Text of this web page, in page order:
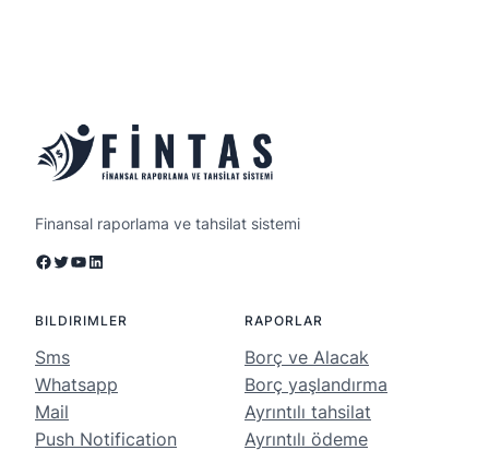
Finansal raporlama ve tahsilat sistemi
Facebook Twitter YouTube LinkedIn
BILDIRIMLER
Sms
Whatsapp
Mail
Push Notification
RAPORLAR
Borç ve Alacak
Borç yaşlandırma
Ayrıntılı tahsilat
Ayrıntılı ödeme